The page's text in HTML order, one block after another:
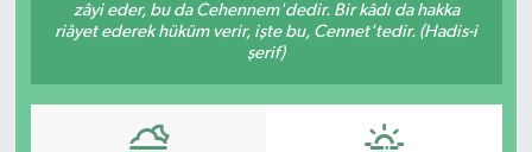
zâyi eder, bu da Cehennem'dedir. Bir kâdı da hakka
riâyet ederek hüküm verir, işte bu, Cennet'tedir. (Hadis-i
şerif)